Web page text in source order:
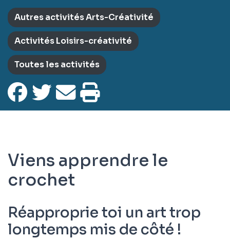
Autres activités Arts-Créativité
Activités Loisirs-créativité
Toutes les activités
Viens apprendre le
crochet
Réapproprie toi un art trop
longtemps mis de côté !